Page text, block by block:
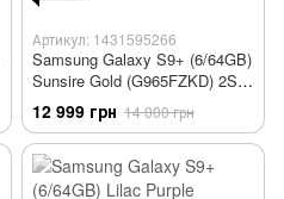
Артикул: 1431595266
Samsung Galaxy S9+ (6/64GB)
Sunsire Gold (G965FZKD) 2Sim
DUOS
12 999 грн 14 000 грн